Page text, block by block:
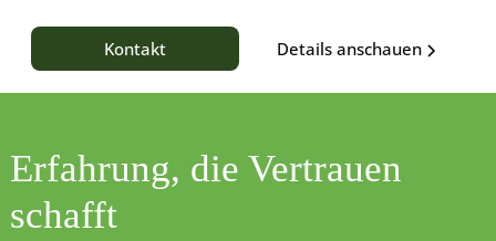
Kontakt Details anschauen
Erfahrung, die Vertrauen
schafft